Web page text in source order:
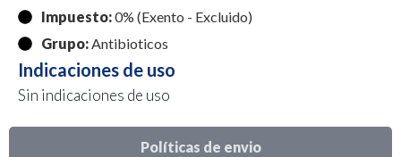
Políticas de envio
Impuesto:0% (Exento - Excluido)
Grupo:Antibioticos
Indicaciones de uso
Sin indicaciones de uso